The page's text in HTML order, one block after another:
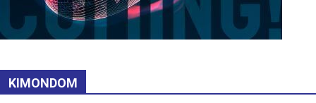
KIMONDOM